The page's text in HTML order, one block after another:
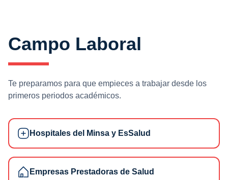
Campo Laboral
Te preparamos para que empieces a trabajar desde los
primeros periodos académicos.
Hospitales del Minsa y EsSalud
Empresas Prestadoras de Salud